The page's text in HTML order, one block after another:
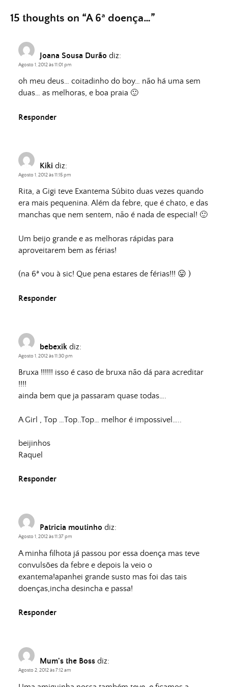
15 thoughts on “A 6ª doença…”
Joana Sousa Durão diz:
Agosto 1, 2012 às 11:01 pm
oh meu deus… coitadinho do boy… não há uma sem
duas… as melhoras, e boa praia 🙂
Responder
Kiki diz:
Agosto 1, 2012 às 11:15 pm
Rita, a Gigi teve Exantema Súbito duas vezes quando
era mais pequenina. Além da febre, que é chato, e das
manchas que nem sentem, não é nada de especial! 🙂
Um beijo grande e as melhoras rápidas para
aproveitarem bem as férias!
(na 6ª vou à sic! Que pena estares de férias!!! 😛 )
Responder
bebexik diz:
Agosto 1, 2012 às 11:30 pm
Bruxa !!!!!! isso é caso de bruxa não dá para acreditar
!!!!
ainda bem que ja passaram quase todas….
A Girl , Top …Top..Top… melhor é impossivel…..
beijinhos
Raquel
Responder
Patricia moutinho diz:
Agosto 1, 2012 às 11:37 pm
A minha filhota já passou por essa doença mas teve
convulsões da febre e depois la veio o
exantema!apanhei grande susto mas foi das tais
doenças,incha desincha e passa!
Responder
Mum's the Boss diz:
Agosto 2, 2012 às 7:12 am